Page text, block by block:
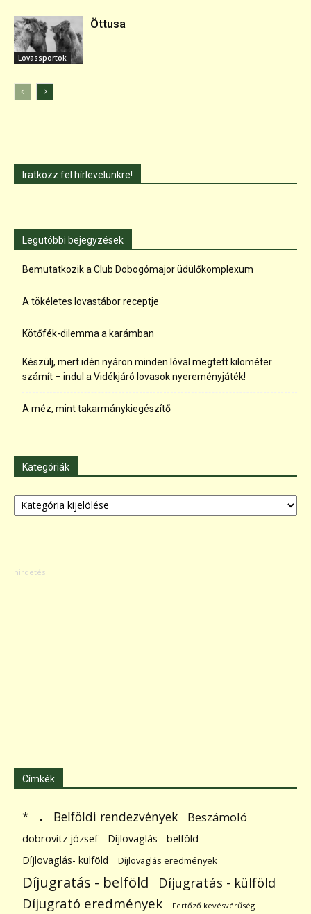
Lovassportok
Öttusa
Iratkozz fel hírlevelünkre!
Legutóbbi bejegyzések
Bemutatkozik a Club Dobogómajor üdülőkomplexum
A tökéletes lovastábor receptje
Kötőfék-dilemma a karámban
Készülj, mert idén nyáron minden lóval megtett kilométer
számít – indul a Vidékjáró lovasok nyereményjáték!
A méz, mint takarmánykiegészítő
Kategóriák
Kategóriák
Címkék
* . Belföldi rendezvények Beszámoló
dobrovitz józsef
Díjlovaglás - belföld
Díjlovaglás- külföld
Díjlovaglás eredmények
Díjugratás - belföld Díjugratás - külföld
Díjugrató eredmények Fertőző kevésvérűség